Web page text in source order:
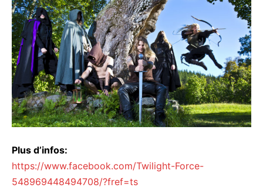
Plus d’infos:
https://www.facebook.com/Twilight-Force-
548969448494708/?fref=ts